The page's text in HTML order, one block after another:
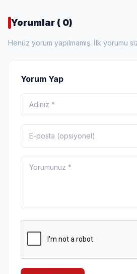
Yorumlar ( 0)
Henüz yorum yapılmamış. İlk yorumu
Yorum Yap